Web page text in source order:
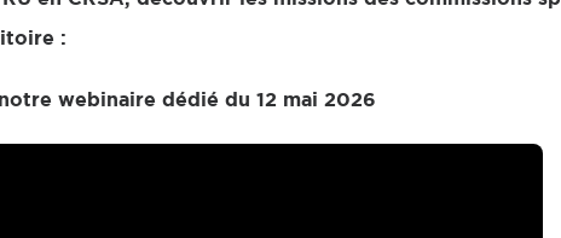
:
webinaire dédié du 12 mai 2026